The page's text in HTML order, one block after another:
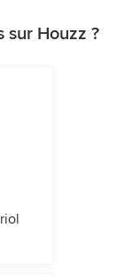
sur Houzz ?